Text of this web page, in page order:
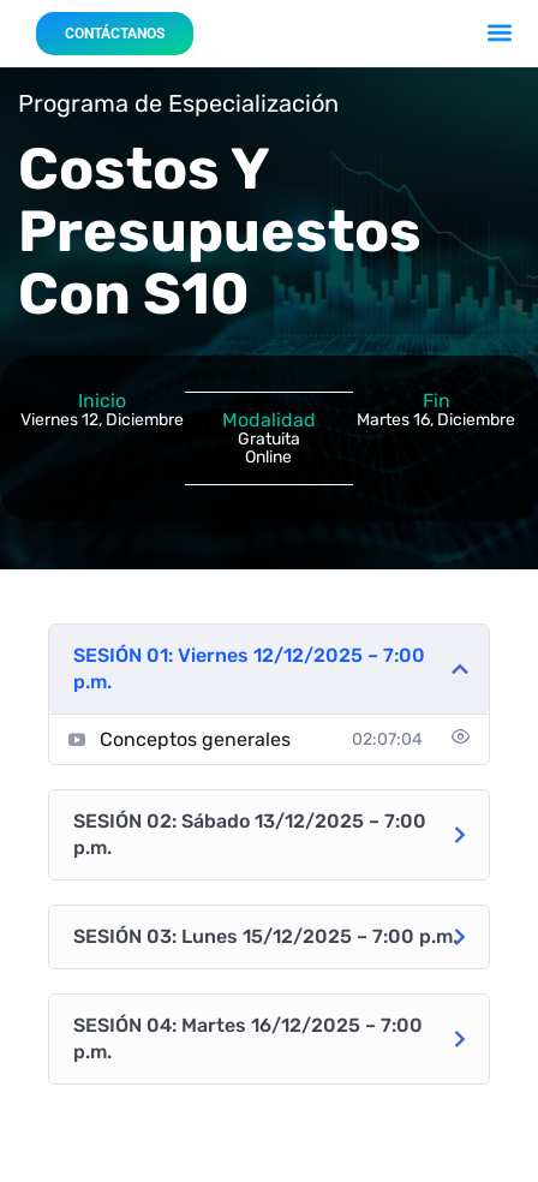
CONTÁCTANOS
Programa de Especialización
Costos Y
Presupuestos
Con S10
Inicio
Viernes 12, Diciembre Modalidad
Gratuita
Online
Fin
Martes 16, Diciembre
SESIÓN 01: Viernes 12/12/2025 – 7:00
p.m.
Conceptos generales 02:07:04
SESIÓN 02: Sábado 13/12/2025 – 7:00
p.m.
SESIÓN 03: Lunes 15/12/2025 – 7:00 p.m.
SESIÓN 04: Martes 16/12/2025 – 7:00
p.m.